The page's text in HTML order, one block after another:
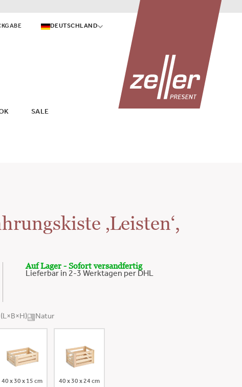
DEUTSCHLAND
SALE
‚Leisten‘,
Auf Lager - Sofort versandfertig
Lieferbar in 2-3 Werktagen per DHL
Natur
40 x 30 x 15 cm 40 x 30 x 24 cm